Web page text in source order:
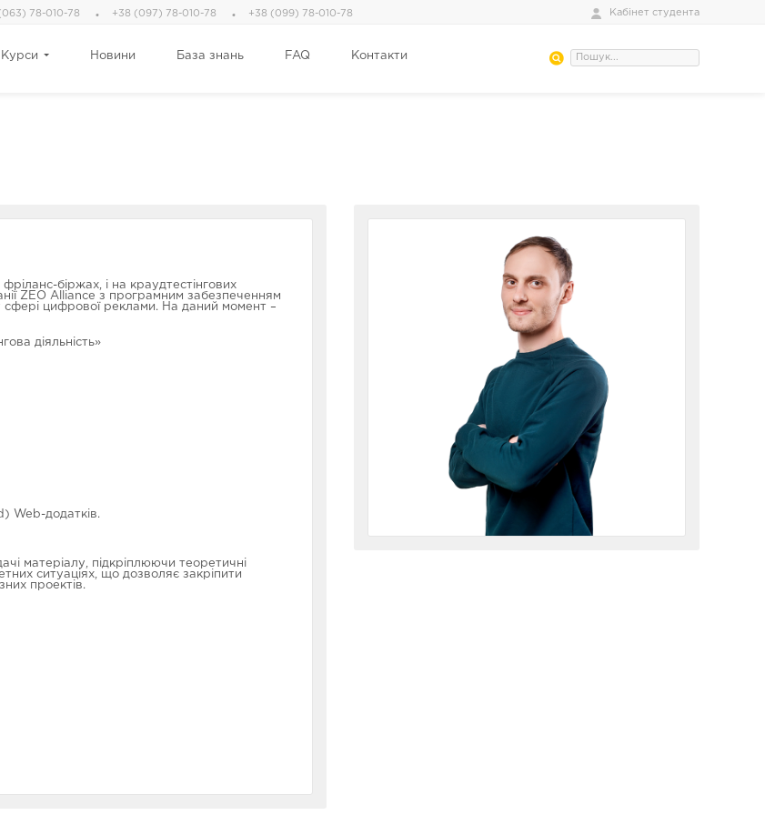
78-010-78 +38 (097) 78-010-78 +38 (099) 78-010-78 Кабінет студента
Курси Новини База знань FAQ Контакти
біржах, і на краудтестінгових
ZEO Alliance з програмним забезпеченням
сфері цифрової реклами. На даний момент –
діяльність»
Web-додатків.
матеріалу, підкріплюючи теоретичні
ситуаціях, що дозволяє закріпити
проектів.